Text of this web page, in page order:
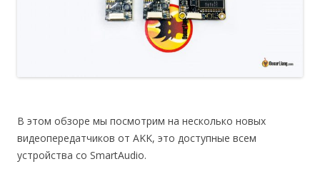
В этом обзоре мы посмотрим на несколько новых
видеопередатчиков от AKK, это доступные всем
устройства со SmartAudio.